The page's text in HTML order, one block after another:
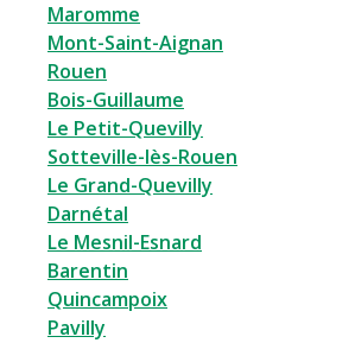
Maromme
Mont-Saint-Aignan
Rouen
Bois-Guillaume
Le Petit-Quevilly
Sotteville-lès-Rouen
Le Grand-Quevilly
Darnétal
Le Mesnil-Esnard
Barentin
Quincampoix
Pavilly